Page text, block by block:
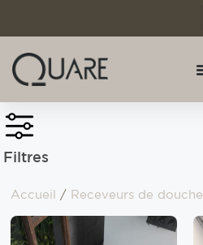
Filtres
Accueil / Receveurs de douche